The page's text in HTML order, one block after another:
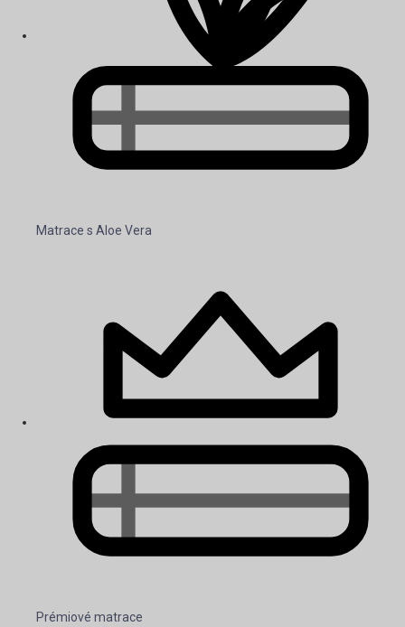
Matrace s Aloe Vera
Prémiové matrace